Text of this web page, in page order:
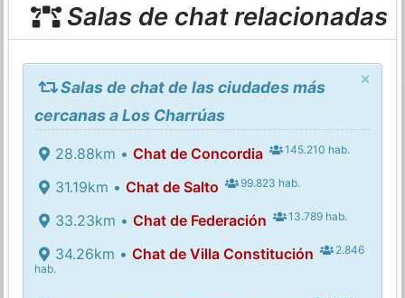
Salas de chat relacionadas
×
Salas de chat de las ciudades más
cercanas a Los Charrúas
28.88km • Chat de Concordia 145.210 hab.
31.19km • Chat de Salto 99.823 hab.
33.23km • Chat de Federación 13.789 hab.
34.26km • Chat de Villa Constitución
2.846
hab.